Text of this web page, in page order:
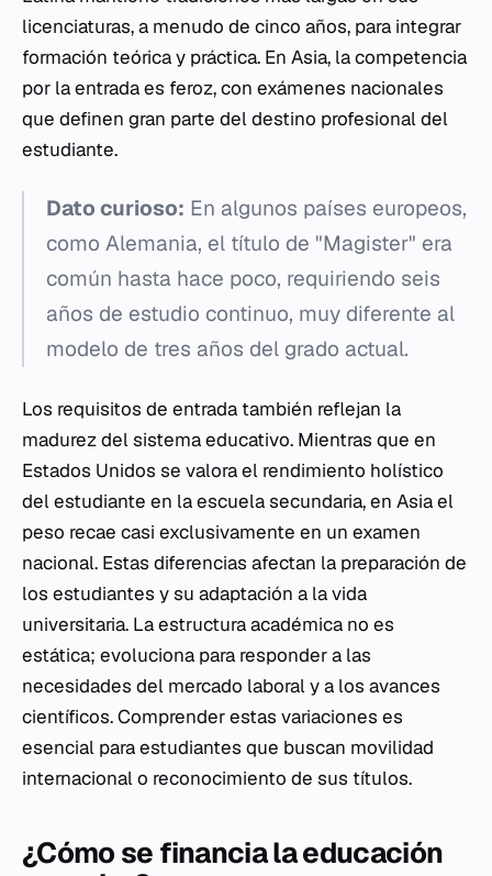
licenciaturas, a menudo de cinco años, para integrar
formación teórica y práctica. En Asia, la competencia
por la entrada es feroz, con exámenes nacionales
que definen gran parte del destino profesional del
estudiante.
Dato curioso: En algunos países europeos,
como Alemania, el título de "Magister" era
común hasta hace poco, requiriendo seis
años de estudio continuo, muy diferente al
modelo de tres años del grado actual.
Los requisitos de entrada también reflejan la
madurez del sistema educativo. Mientras que en
Estados Unidos se valora el rendimiento holístico
del estudiante en la escuela secundaria, en Asia el
peso recae casi exclusivamente en un examen
nacional. Estas diferencias afectan la preparación de
los estudiantes y su adaptación a la vida
universitaria. La estructura académica no es
estática; evoluciona para responder a las
necesidades del mercado laboral y a los avances
científicos. Comprender estas variaciones es
esencial para estudiantes que buscan movilidad
internacional o reconocimiento de sus títulos.
¿Cómo se financia la educación